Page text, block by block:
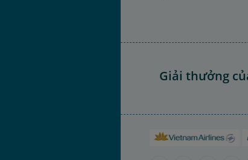
Giải thưởng